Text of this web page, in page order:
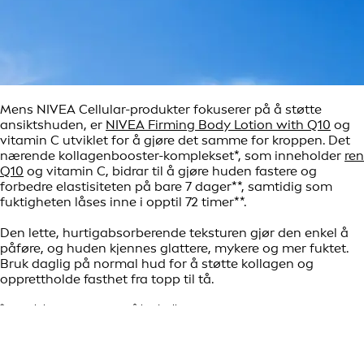
Mens NIVEA Cellular-produkter fokuserer på å støtte
ansiktshuden, er NIVEA Firming Body Lotion with Q10 og
vitamin C utviklet for å gjøre det samme for kroppen. Det
nærende kollagenbooster-komplekset*, som inneholder ren
Q10 og vitamin C, bidrar til å gjøre huden fastere og
forbedre elastisiteten på bare 7 dager**, samtidig som
fuktigheten låses inne i opptil 72 timer**.
Den lette, hurtigabsorberende teksturen gjør den enkel å
påføre, og huden kjennes glattere, mykere og mer fuktet.
Bruk daglig på normal hud for å støtte kollagen og
opprettholde fasthet fra topp til tå.
*Kompleks testet in vitro på hudceller